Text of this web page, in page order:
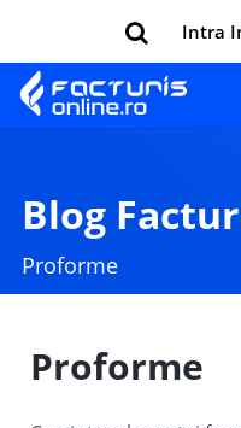
Intra
Blog
Proforme
Proforme